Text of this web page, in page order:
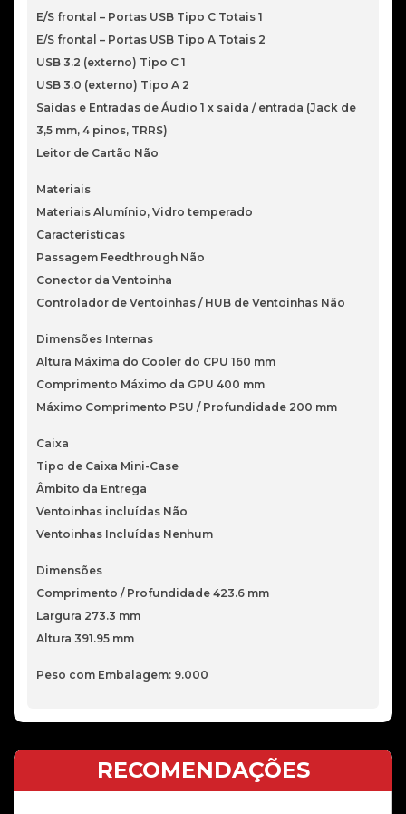
E/S frontal – Portas USB Tipo C Totais 1
E/S frontal – Portas USB Tipo A Totais 2
USB 3.2 (externo) Tipo C 1
USB 3.0 (externo) Tipo A 2
Saídas e Entradas de Áudio 1 x saída / entrada (Jack de
3,5 mm, 4 pinos, TRRS)
Leitor de Cartão Não
Materiais
Materiais Alumínio, Vidro temperado
Características
Passagem Feedthrough Não
Conector da Ventoinha
Controlador de Ventoinhas / HUB de Ventoinhas Não
Dimensões Internas
Altura Máxima do Cooler do CPU 160 mm
Comprimento Máximo da GPU 400 mm
Máximo Comprimento PSU / Profundidade 200 mm
Caixa
Tipo de Caixa Mini-Case
Âmbito da Entrega
Ventoinhas incluídas Não
Ventoinhas Incluídas Nenhum
Dimensões
Comprimento / Profundidade 423.6 mm
Largura 273.3 mm
Altura 391.95 mm
Peso com Embalagem: 9.000
RECOMENDAÇÕES